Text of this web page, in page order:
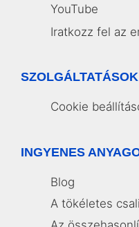
YouTube
Iratkozz fel az
SZOLGÁLTATÁSOK
Cookie
INGYENES
Blog
A tökéletes